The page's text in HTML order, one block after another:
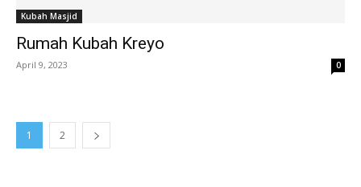
Kubah Masjid
Rumah Kubah Kreyo
April 9, 2023 0
1 2